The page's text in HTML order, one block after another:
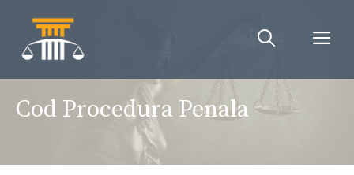
conținut
Cod Procedura Penala